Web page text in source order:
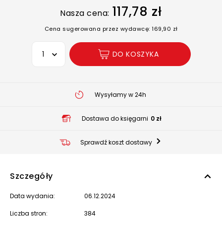
Nasza cena: 117,78 zł
Cena sugerowana przez wydawcę: 169,90 zł
Wybierz opcję
DO KOSZYKA
Wysyłamy w 24h
Dostawa do księgarni 0 zł
Sprawdź koszt dostawy
Szczegóły
Data wydania: 06.12.2024
Liczba stron: 384